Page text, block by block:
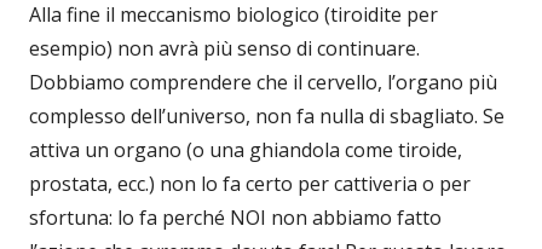
Alla fine il meccanismo biologico (tiroidite per
esempio) non avrà più senso di continuare.
Dobbiamo comprendere che il cervello, l’organo più
complesso dell’universo, non fa nulla di sbagliato. Se
attiva un organo (o una ghiandola come tiroide,
prostata, ecc.) non lo fa certo per cattiveria o per
sfortuna: lo fa perché NOI non abbiamo fatto